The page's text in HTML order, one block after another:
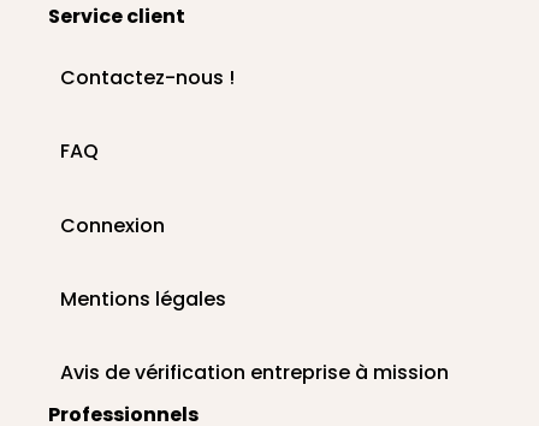
Service client
Contactez-nous !
FAQ
Connexion
Mentions légales
Avis de vérification entreprise à mission
Professionnels